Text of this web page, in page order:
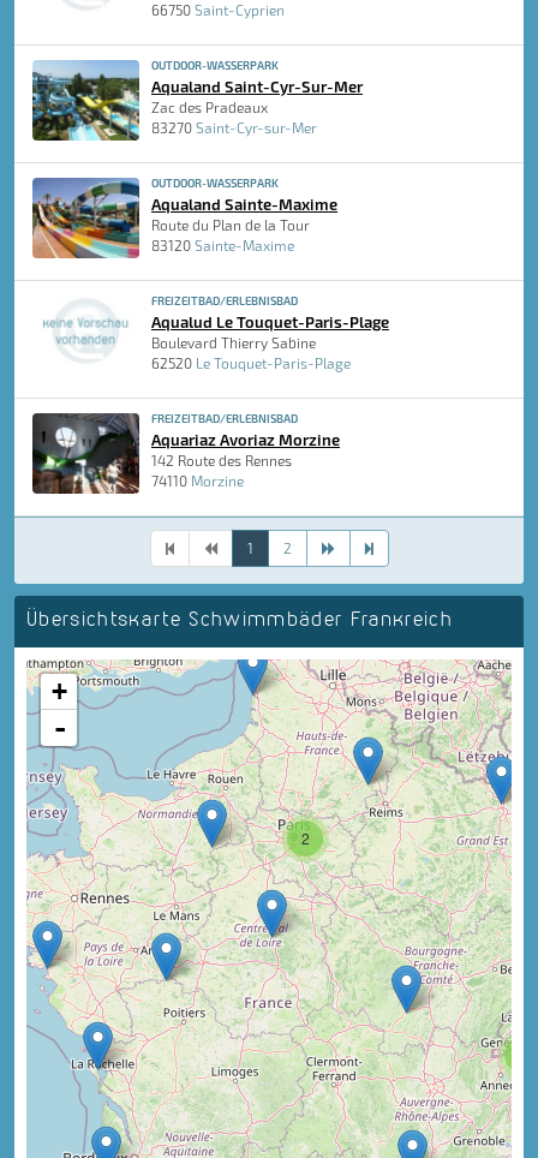
66750 Saint-Cyprien
OUTDOOR-WASSERPARK
Aqualand Saint-Cyr-Sur-Mer
Zac des Pradeaux
83270 Saint-Cyr-sur-Mer
OUTDOOR-WASSERPARK
Aqualand Sainte-Maxime
Route du Plan de la Tour
83120 Sainte-Maxime
FREIZEITBAD/ERLEBNISBAD
Aqualud Le Touquet-Paris-Plage
Boulevard Thierry Sabine
62520 Le Touquet-Paris-Plage
FREIZEITBAD/ERLEBNISBAD
Aquariaz Avoriaz Morzine
142 Route des Rennes
74110 Morzine
1 2
Übersichtskarte Schwimmbäder Frankreich
2
+
-